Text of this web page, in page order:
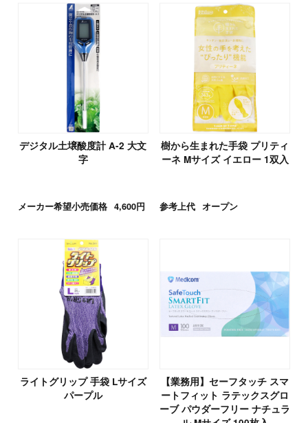
デジタル土壌酸度計 A-2 大文
字
メーカー希望小売価格 4,600円
樹から生まれた手袋 プリティ
ーネ Mサイズ イエロー 1双入
参考上代 オープン
ライトグリップ 手袋 Lサイズ
パープル
【業務用】セーフタッチ スマ
ートフィット ラテックスグロ
ーブ パウダーフリー ナチュラ